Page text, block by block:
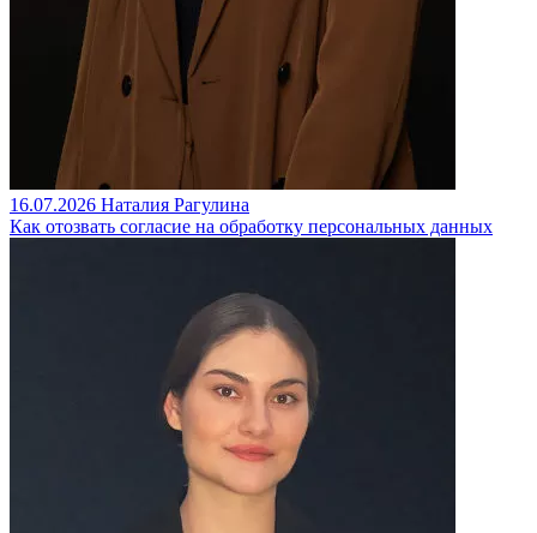
16.07.2026 Наталия Рагулина
Как отозвать согласие на обработку персональных данных